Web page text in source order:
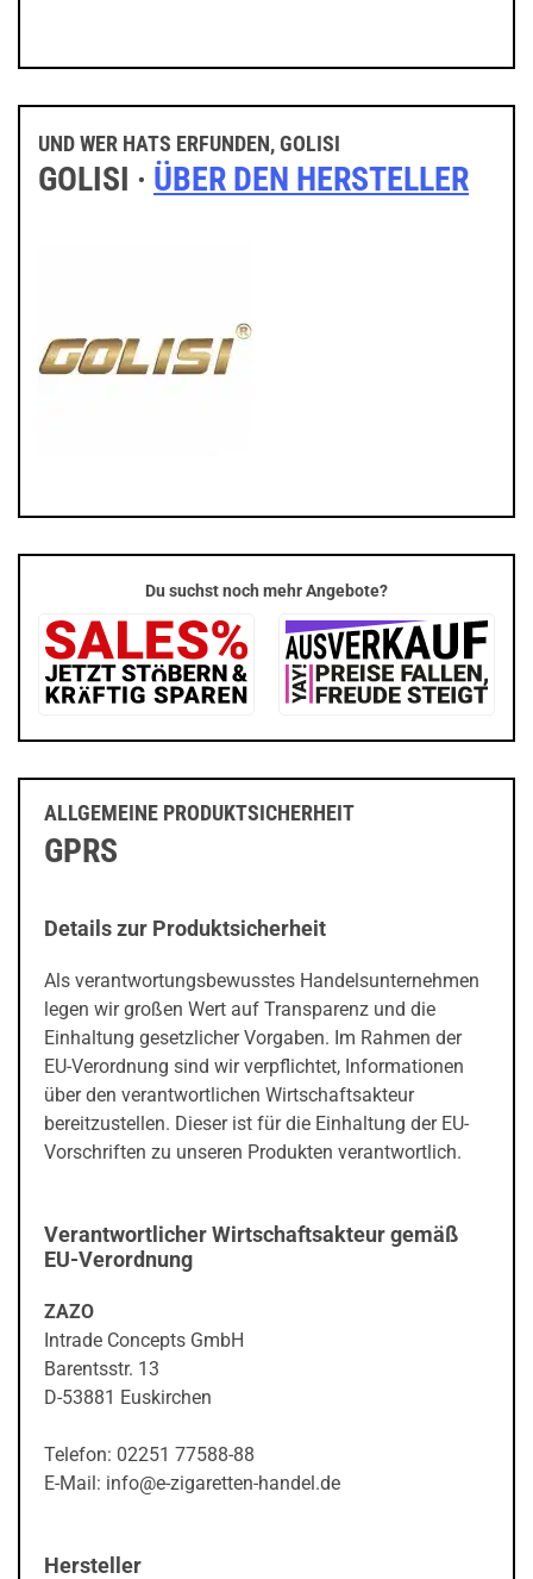
UND WER HATS ERFUNDEN, GOLISI
GOLISI · ÜBER DEN HERSTELLER
Du suchst noch mehr Angebote?
ALLGEMEINE PRODUKTSICHERHEIT
GPRS
Details zur Produktsicherheit
Als verantwortungsbewusstes Handelsunternehmen
legen wir großen Wert auf Transparenz und die
Einhaltung gesetzlicher Vorgaben. Im Rahmen der
EU-Verordnung sind wir verpflichtet, Informationen
über den verantwortlichen Wirtschaftsakteur
bereitzustellen. Dieser ist für die Einhaltung der EU-
Vorschriften zu unseren Produkten verantwortlich.
Verantwortlicher Wirtschaftsakteur gemäß
EU-Verordnung
ZAZO
Intrade Concepts GmbH
Barentsstr. 13
D-53881 Euskirchen
Telefon: 02251 77588-88
E-Mail: info@e-zigaretten-handel.de
Hersteller